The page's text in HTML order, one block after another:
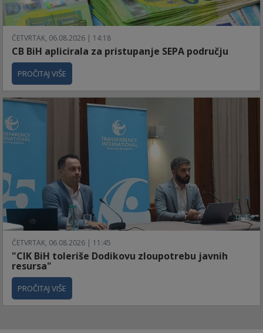
ČETVRTAK, 06.08.2026 | 14:18
CB BiH aplicirala za pristupanje SEPA području
PROČITAJ VIŠE
ČETVRTAK, 06.08.2026 | 11:45
"CIK BiH toleriše Dodikovu zloupotrebu javnih
resursa"
PROČITAJ VIŠE